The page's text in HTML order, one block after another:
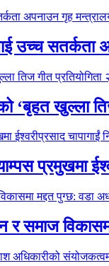
उच्च
‘बृहत खुल्ला
प्रमुखमा
र समाज